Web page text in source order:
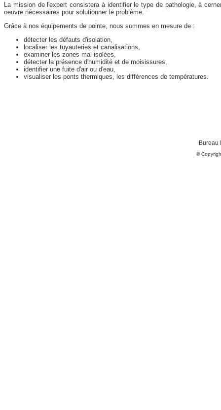
La mission de l'expert consistera à identifier le type de pathologie, à
oeuvre nécessaires pour solutionner le problème.
Grâce à nos équipements de pointe, nous sommes en mesure de :
détecter les défauts d'isolation,
localiser les tuyauteries et canalisations,
examiner les zones mal isolées,
détecter la présence d'humidité et de moisissures,
identifier une fuite d'air ou d'eau,
visualiser les ponts thermiques, les différences de températures.
Bureau
©